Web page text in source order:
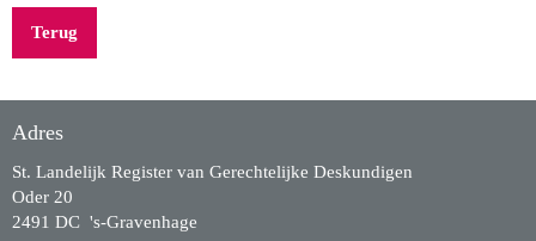
Terug
Adres
St. Landelijk Register van Gerechtelijke Deskundigen
Oder 20
2491 DC 's-Gravenhage